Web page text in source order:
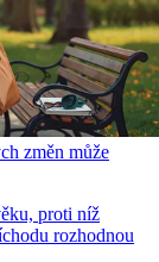
změn může
proti níž
rozhodnou